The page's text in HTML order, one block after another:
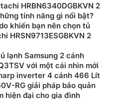
HRBN6340DGBKVN 2
tính năng gì nổi bật?
khiến bạn nên chọn tủ
HRSN9713ESGBKVN 2
lạnh Samsung 2 cánh
với một cái nhìn mới
inverter 4 cánh 466 Lít
RG giải pháp bảo quản
hiện đại cho gia đình